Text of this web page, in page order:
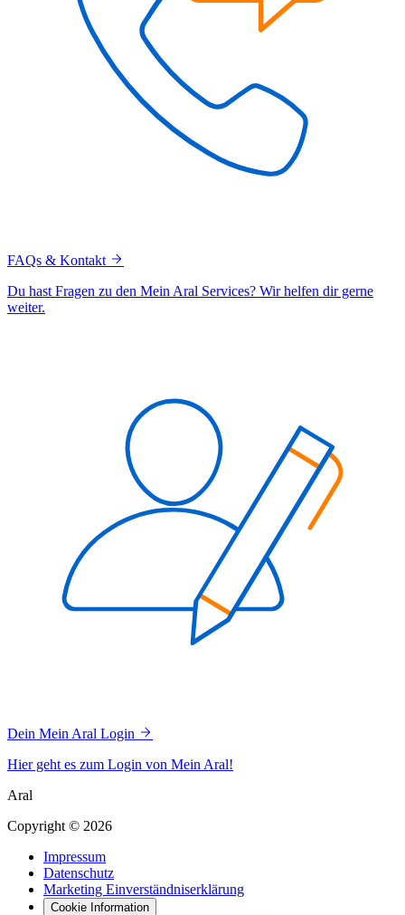
FAQs & Kontakt
Du hast Fragen zu den Mein Aral Services? Wir helfen dir gerne
weiter.
Dein Mein Aral Login
Hier geht es zum Login von Mein Aral!
Aral
Copyright © 2026
Impressum
Datenschutz
Marketing Einverständniserklärung
Cookie Information